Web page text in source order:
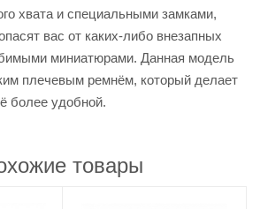
хвата и специальными замками,
вас от каких-либо внезапных
миниатюрами. Данная модель
плечевым ремнём, который делает
более удобной.
товары